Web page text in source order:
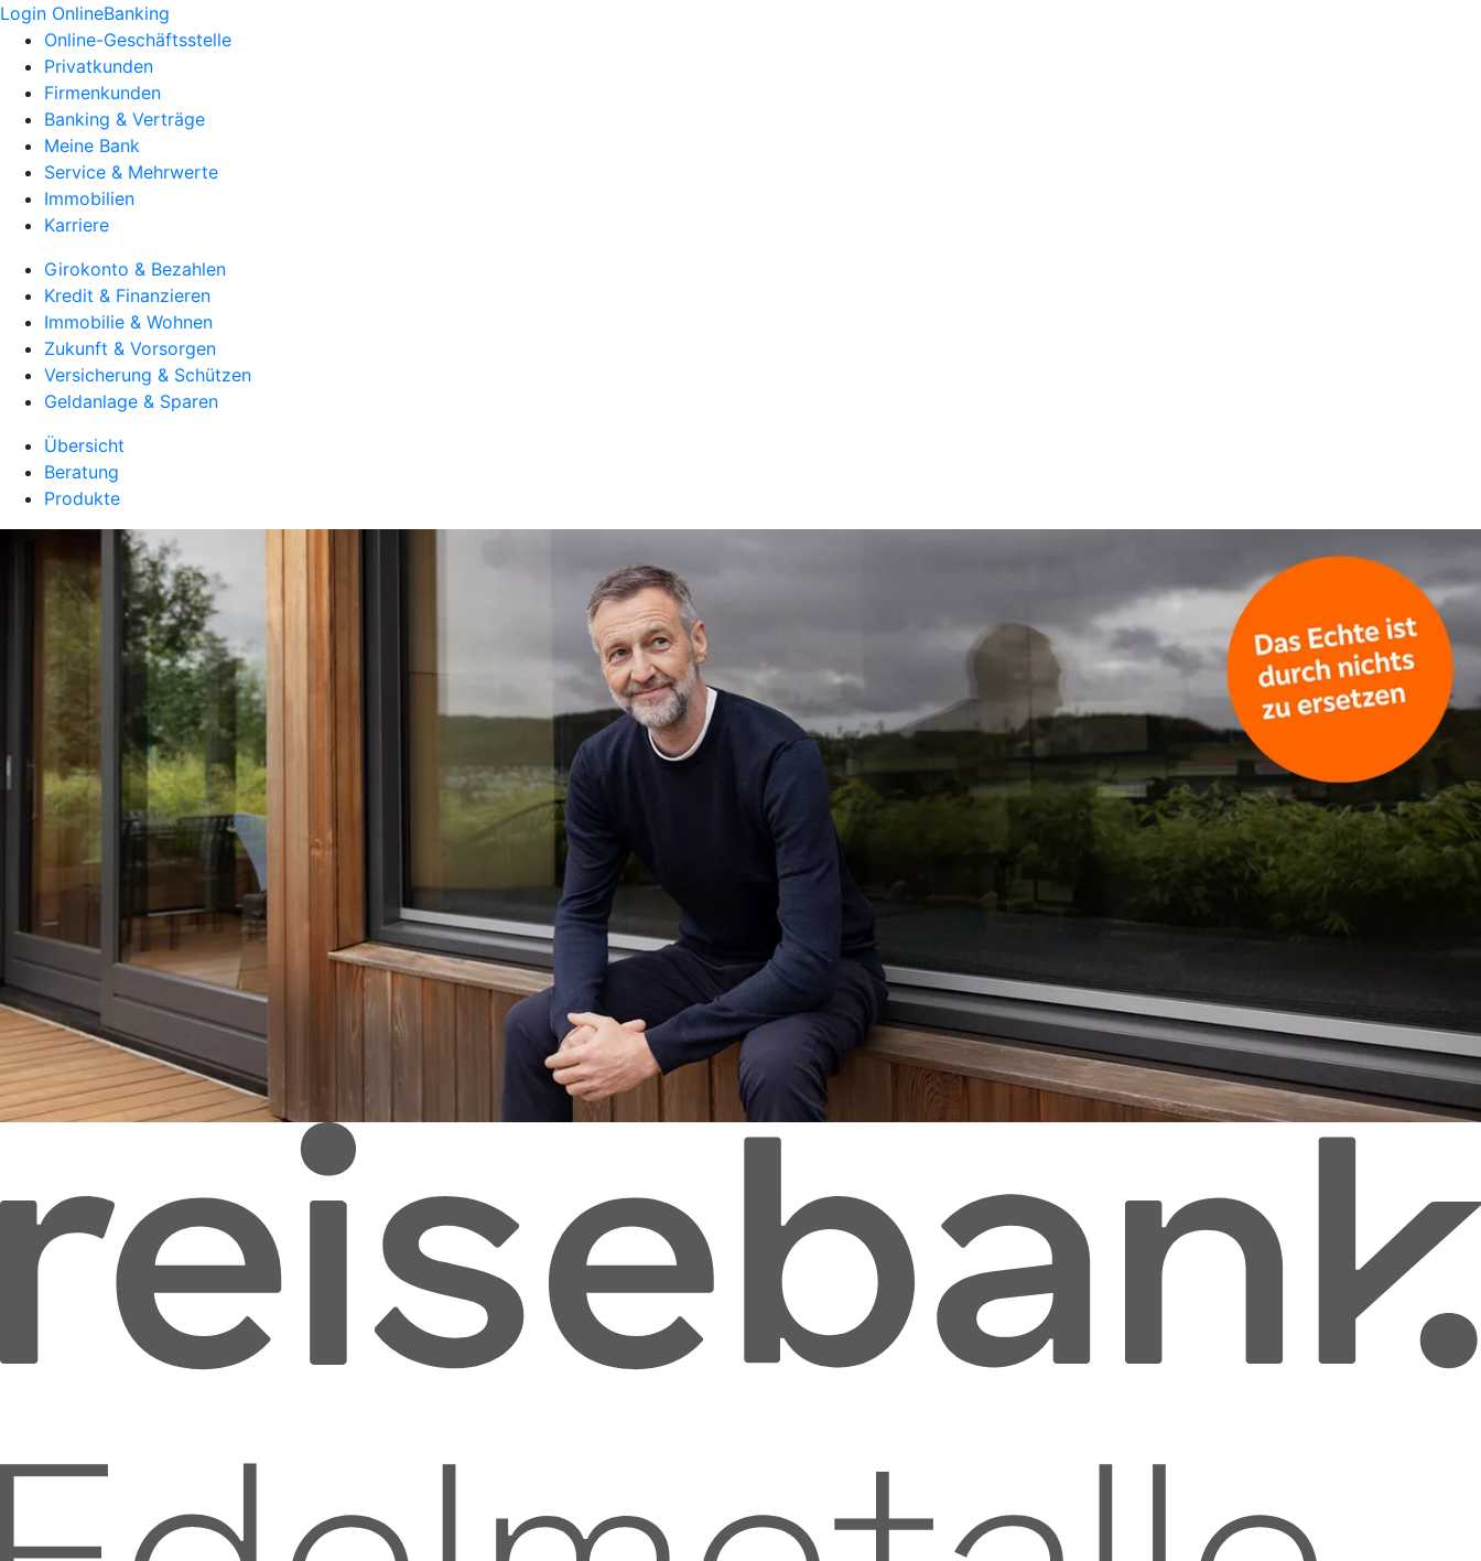
Login OnlineBanking
Online-Geschäftsstelle
Privatkunden
Firmenkunden
Banking & Verträge
Meine Bank
Service & Mehrwerte
Immobilien
Karriere
Girokonto & Bezahlen
Kredit & Finanzieren
Immobilie & Wohnen
Zukunft & Vorsorgen
Versicherung & Schützen
Geldanlage & Sparen
Übersicht
Beratung
Produkte